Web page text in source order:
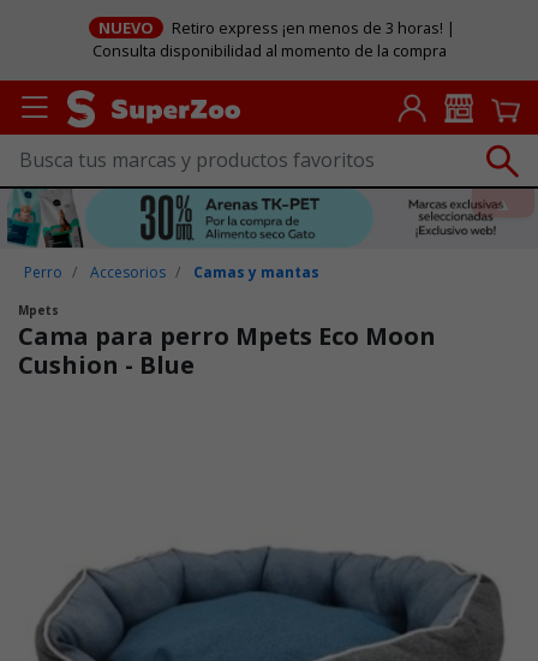
NUEVO
Retiro express ¡en menos de 3 horas! |
Consulta disponibilidad al momento de la compra
Perro Accesorios Camas y mantas
Mpets
Cama para perro Mpets Eco Moon
Cushion - Blue